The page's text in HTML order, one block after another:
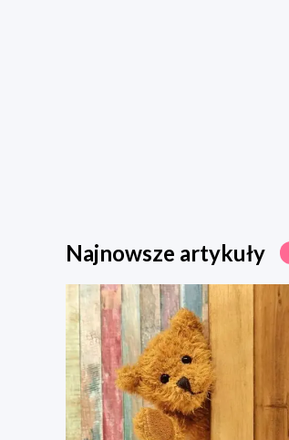
Najnowsze artykuły